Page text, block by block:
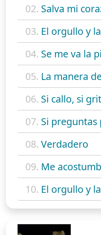
02. Salva mi
03. El orgullo y
04. Se me va la
05. La manera
06. Si callo, si
07. Si preguntas
08. Verdadero
09. Me
10. El orgullo y